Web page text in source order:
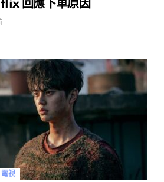
回應下車原因
電視